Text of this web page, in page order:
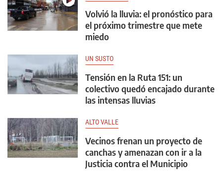
Volvió la lluvia: el pronóstico para
el próximo trimestre que mete
miedo
UN SUSTO
Tensión en la Ruta 151: un
colectivo quedó encajado durante
las intensas lluvias
ALTO VALLE
Vecinos frenan un proyecto de
canchas y amenazan con ir a la
Justicia contra el Municipio